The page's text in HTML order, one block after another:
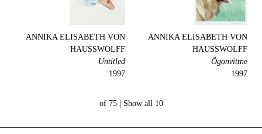
ANNIKA ELISABETH VON
HAUSSWOLFF
Ögonvittne
1997
ANNIKA ELISABETH VON
HAUSSWOLFF
Untitled
1997
10 of 75 |
Show all